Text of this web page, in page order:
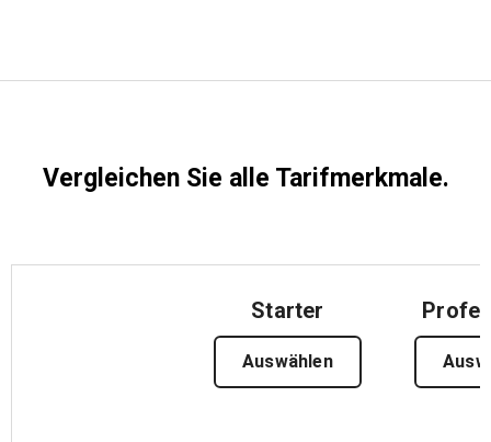
Vergleichen Sie alle Tarifmerkmale.
Starter
Auswählen